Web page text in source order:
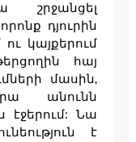
շրջանցել
դյուրին
կայքերում
հայ
մասին,
անունն
էջերում: Նա
է